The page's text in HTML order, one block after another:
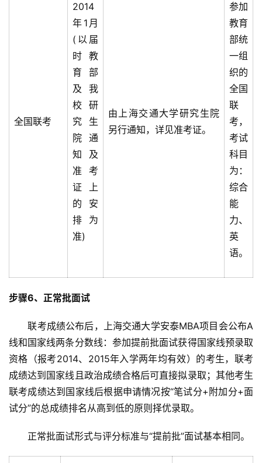
全国联考
2014
年1月
(以届
时教
育部
及我
校研
究生
院通
知及
准考
证上
的安
排为
准)
由上海交通大学研究生院
另行通知，详见准考证。
参加
教育
部统
一组
织的
全国
联
考，
考试
科目
为：
综合
能
力、
英
语。
步骤6、正常批面试
联考成绩公布后，上海交通大学安泰MBA项目会公布A
线和国家线两条分数线：参加提前批面试获得国家线预录取
资格（报考2014、2015年入学两年均有效）的考生，联考
成绩达到国家线且政治成绩合格后可直接拟录取；其他考生
联考成绩达到国家线后根据申请情况按“笔试分+附加分+面
试分”的总成绩排名从高到低的原则择优录取。
正常批面试形式与评分标准与“提前批”面试基本相同。